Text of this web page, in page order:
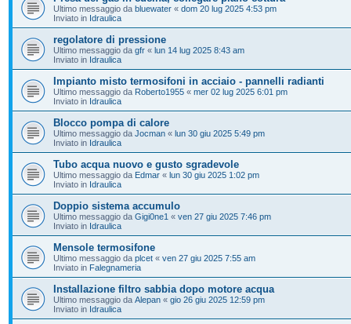
Ultimo messaggio da bluewater « dom 20 lug 2025 4:53 pm
Inviato in Idraulica
regolatore di pressione
Ultimo messaggio da gfr « lun 14 lug 2025 8:43 am
Inviato in Idraulica
Impianto misto termosifoni in acciaio - pannelli radianti
Ultimo messaggio da Roberto1955 « mer 02 lug 2025 6:01 pm
Inviato in Idraulica
Blocco pompa di calore
Ultimo messaggio da Jocman « lun 30 giu 2025 5:49 pm
Inviato in Idraulica
Tubo acqua nuovo e gusto sgradevole
Ultimo messaggio da Edmar « lun 30 giu 2025 1:02 pm
Inviato in Idraulica
Doppio sistema accumulo
Ultimo messaggio da Gigi0ne1 « ven 27 giu 2025 7:46 pm
Inviato in Idraulica
Mensole termosifone
Ultimo messaggio da plcet « ven 27 giu 2025 7:55 am
Inviato in Falegnameria
Installazione filtro sabbia dopo motore acqua
Ultimo messaggio da Alepan « gio 26 giu 2025 12:59 pm
Inviato in Idraulica